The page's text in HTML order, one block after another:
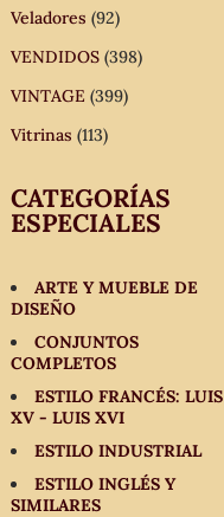
Veladores (92)
VENDIDOS (398)
VINTAGE (399)
Vitrinas (113)
CATEGORÍAS
ESPECIALES
ARTE Y MUEBLE DE
DISEÑO
CONJUNTOS
COMPLETOS
ESTILO FRANCÉS: LUIS
XV - LUIS XVI
ESTILO INDUSTRIAL
ESTILO INGLÉS Y
SIMILARES